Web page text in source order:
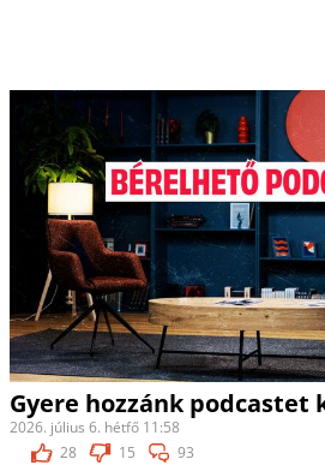
Gyere hozzánk podcastet
2026. július 6. hétfő 11:58
28
15 93